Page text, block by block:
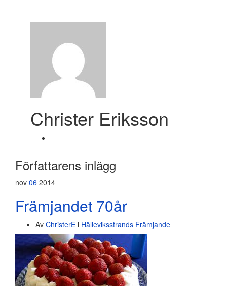
Christer Eriksson
Författarens inlägg
nov 06 2014
Främjandet 70år
Av ChristerE i Hälleviksstrands Främjande